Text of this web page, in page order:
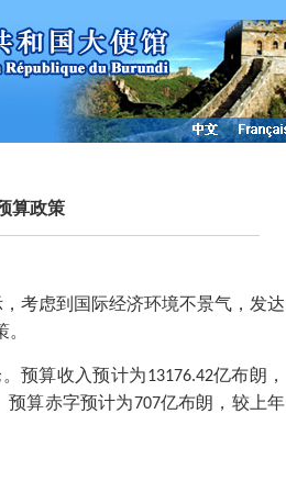
算政策
，考虑到国际经济环境不景气，发达
预算收入预计为13176.42亿布朗，
预算赤字预计为707亿布朗，较上年